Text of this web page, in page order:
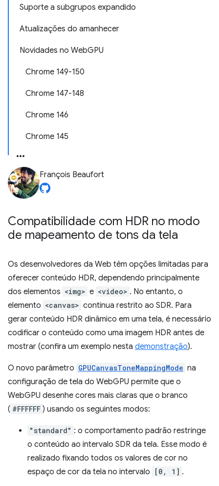
Suporte a subgrupos expandido
Atualizações do amanhecer
Novidades no WebGPU
Chrome 149-150
Chrome 147-148
Chrome 146
Chrome 145
François Beaufort
Compatibilidade com HDR no modo
de mapeamento de tons da tela
Os desenvolvedores da Web têm opções limitadas para
oferecer conteúdo HDR, dependendo principalmente
dos elementos <img> e <video> . No entanto, o
elemento <canvas> continua restrito ao SDR. Para
gerar conteúdo HDR dinâmico em uma tela, é necessário
codificar o conteúdo como uma imagem HDR antes de
mostrar (confira um exemplo nesta demonstração).
O novo parâmetro GPUCanvasToneMappingMode na
configuração de tela do WebGPU permite que o
WebGPU desenhe cores mais claras que o branco
( #FFFFFF ) usando os seguintes modos:
"standard" : o comportamento padrão restringe
o conteúdo ao intervalo SDR da tela. Esse modo é
realizado fixando todos os valores de cor no
espaço de cor da tela no intervalo
[0, 1] .